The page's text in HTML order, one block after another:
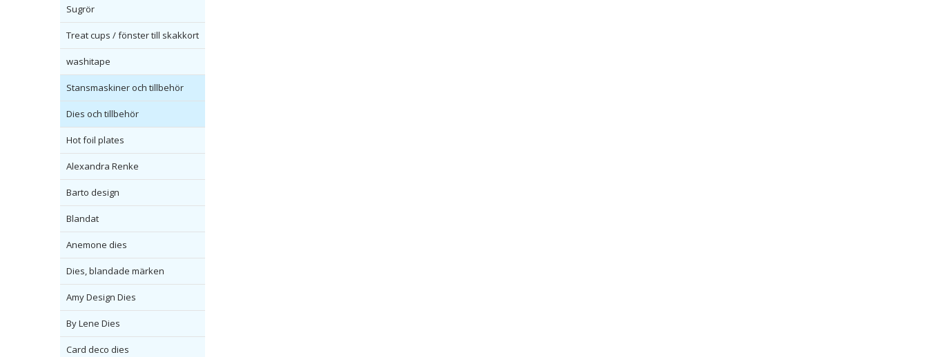
Sugrör
Treat cups / fönster till skakkort
washitape
Stansmaskiner och tillbehör
Dies och tillbehör
Hot foil plates
Alexandra Renke
Barto design
Blandat
Anemone dies
Dies, blandade märken
Amy Design Dies
By Lene Dies
Card deco dies